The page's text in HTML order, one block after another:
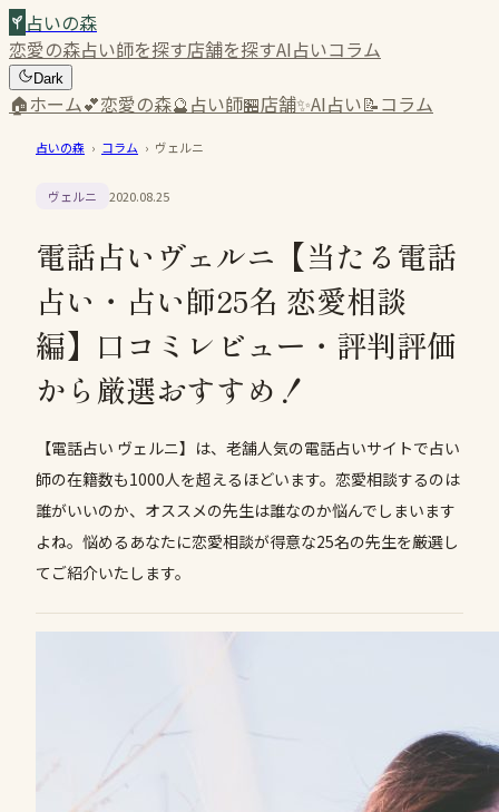
占いの森
恋愛の森占い師を探す店舗を探すAI占いコラム
Dark
🏠ホーム💕恋愛の森🔮占い師🏪店舗✨AI占い📝コラム
占いの森 › コラム › ヴェルニ
ヴェルニ 2020.08.25
電話占いヴェルニ【当たる電話
占い・占い師25名 恋愛相談
編】口コミレビュー・評判評価
から厳選おすすめ！
【電話占い ヴェルニ】は、老舗人気の電話占いサイトで占い
師の在籍数も1000人を超えるほどいます。恋愛相談するのは
誰がいいのか、オススメの先生は誰なのか悩んでしまいます
よね。悩めるあなたに恋愛相談が得意な25名の先生を厳選し
てご紹介いたします。